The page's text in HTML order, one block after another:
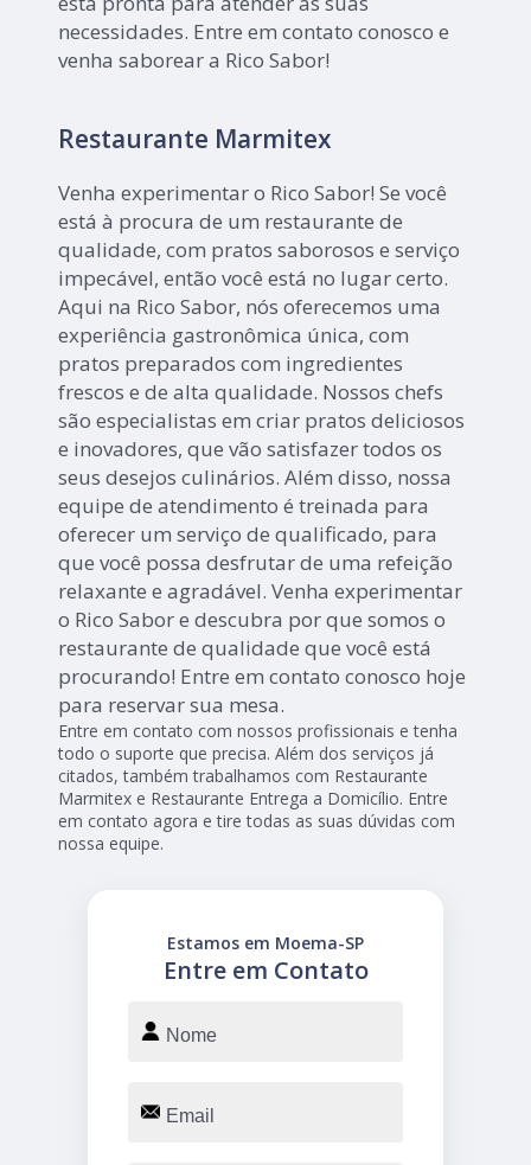
necessidades. Entre em contato conosco e
venha saborear a Rico Sabor!
Restaurante Marmitex
Venha experimentar o Rico Sabor! Se você
está à procura de um restaurante de
qualidade, com pratos saborosos e serviço
impecável, então você está no lugar certo.
Aqui na Rico Sabor, nós oferecemos uma
experiência gastronômica única, com
pratos preparados com ingredientes
frescos e de alta qualidade. Nossos chefs
são especialistas em criar pratos deliciosos
e inovadores, que vão satisfazer todos os
seus desejos culinários. Além disso, nossa
equipe de atendimento é treinada para
oferecer um serviço de qualificado, para
que você possa desfrutar de uma refeição
relaxante e agradável. Venha experimentar
o Rico Sabor e descubra por que somos o
restaurante de qualidade que você está
procurando! Entre em contato conosco hoje
para reservar sua mesa.
Entre em contato com nossos profissionais e tenha
todo o suporte que precisa. Além dos serviços já
citados, também trabalhamos com Restaurante
Marmitex e Restaurante Entrega a Domicílio. Entre
em contato agora e tire todas as suas dúvidas com
nossa equipe.
Entre em Contato
Estamos em Moema-SP